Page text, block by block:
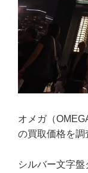
オメガ（
の買取価格を調
シルバー文字